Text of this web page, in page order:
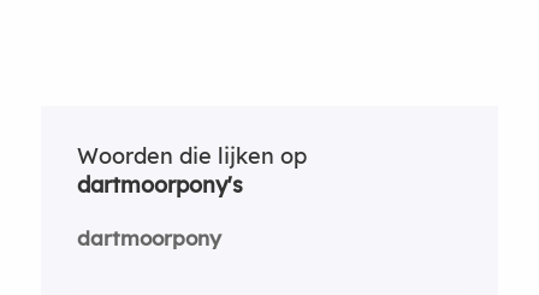
Woorden die lijken op
dartmoorpony's
dartmoorpony